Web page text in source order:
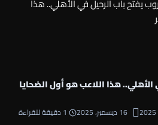
يفتح باب الرحيل في الأهلي.. هذا
هذا اللاعب هو أول الضحايا
16 ديسمبر، 2025
1 دقيقة للقراءة